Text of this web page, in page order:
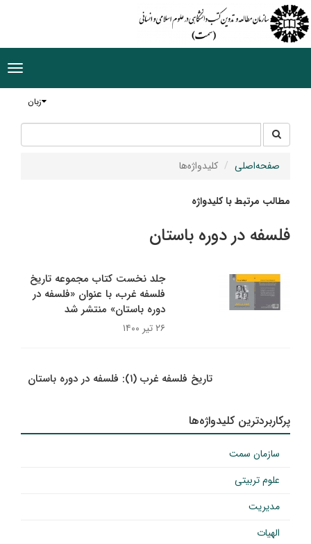
زبان
جستجو
در
سایت
صفحه‌اصلی کلیدواژه‌ها
مطالب مرتبط با کلیدواژه
فلسفه در دوره باستان
جلد نخست کتاب مجموعه تاریخ
فلسفه غرب، با عنوان «فلسفه در
دوره باستان» منتشر شد
۲۶ تیر ۱۴۰۰
تاریخ فلسفه غرب (۱): فلسفه در دوره باستان
پرکاربردترین کلیدواژه‌ها
سازمان سمت
علوم تربیتی
مدیریت
الهیات